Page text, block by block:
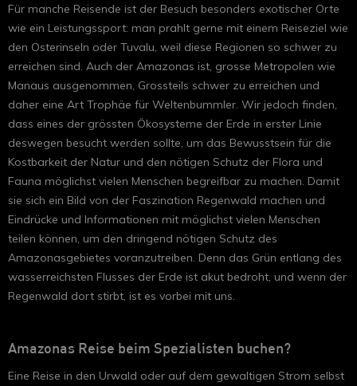
Für manche Reisende ist der Besuch besonders exotischer Orte
wie ein Leistungssport: man prahlt gerne mit einem Reiseziel wie
den Osterinseln oder Tuvalu, weil diese Regionen so schwer zu
erreichen sind. Auch der Amazonas ist, grosse Metropolen wie
Manaus ausgenommen, Grossteils schwer zu erreichen und
daher eine Art Trophäe für Weltenbummler. Wir jedoch finden,
dass eines der grössten Ökosysteme der Erde in erster Linie
deswegen besucht werden sollte, um das Bewusstsein für die
Kostbarkeit der Natur und den nötigen Schutz der Flora und
Fauna möglichst vielen Menschen begreifbar zu machen. Damit
sie sich ein Bild von der Faszination Regenwald machen und
Eindrücke und Informationen mit möglichst vielen Menschen
teilen können, um den dringend nötigen Schutz des
Amazonasgebietes voranzutreiben. Denn das Grün entlang des
wasserreichsten Flusses der Erde ist akut bedroht, und wenn der
Regenwald dort stirbt, ist es vorbei mit uns.
Amazonas Reise beim Spezialisten buchen?
Eine Reise in den Urwald oder auf dem gewaltigen Strom selbst